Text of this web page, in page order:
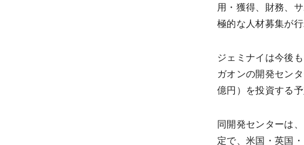
用・獲得、財務、
極的な人材募集が行
ジェミナイは今後
ガオンの開発セン
億円）を投資する予
同開発センターは
定で、米国・英国